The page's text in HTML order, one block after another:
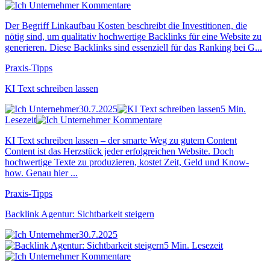
Kommentare
Der Begriff Linkaufbau Kosten beschreibt die Investitionen, die
nötig sind, um qualitativ hochwertige Backlinks für eine Website zu
generieren. Diese Backlinks sind essenziell für das Ranking bei G...
Praxis-Tipps
KI Text schreiben lassen
30.7.2025
5 Min.
Lesezeit
Kommentare
KI Text schreiben lassen – der smarte Weg zu gutem Content
Content ist das Herzstück jeder erfolgreichen Website. Doch
hochwertige Texte zu produzieren, kostet Zeit, Geld und Know-
how. Genau hier ...
Praxis-Tipps
Backlink Agentur: Sichtbarkeit steigern
30.7.2025
5 Min. Lesezeit
Kommentare